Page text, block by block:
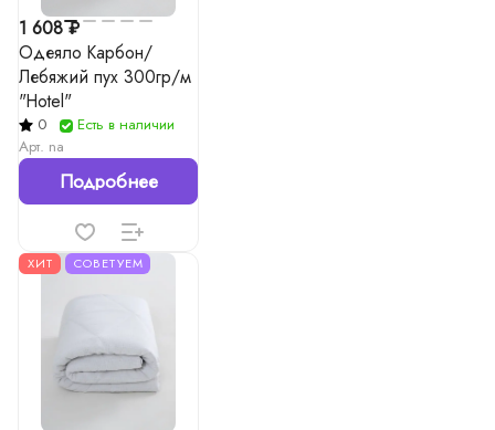
1 608 ₽
Одеяло Карбон/
Лебяжий пух 300гр/м
"Hotel"
0
Есть в наличии
Арт. na
Подробнее
ХИТ СОВЕТУЕМ